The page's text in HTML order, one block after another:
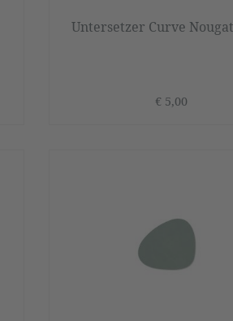
Untersetzer Curve
€ 5,00